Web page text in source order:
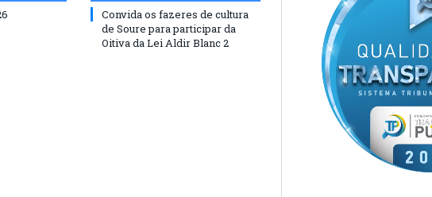
Convida os fazeres de cultura
de Soure para participar da
Oitiva da Lei Aldir Blanc 2